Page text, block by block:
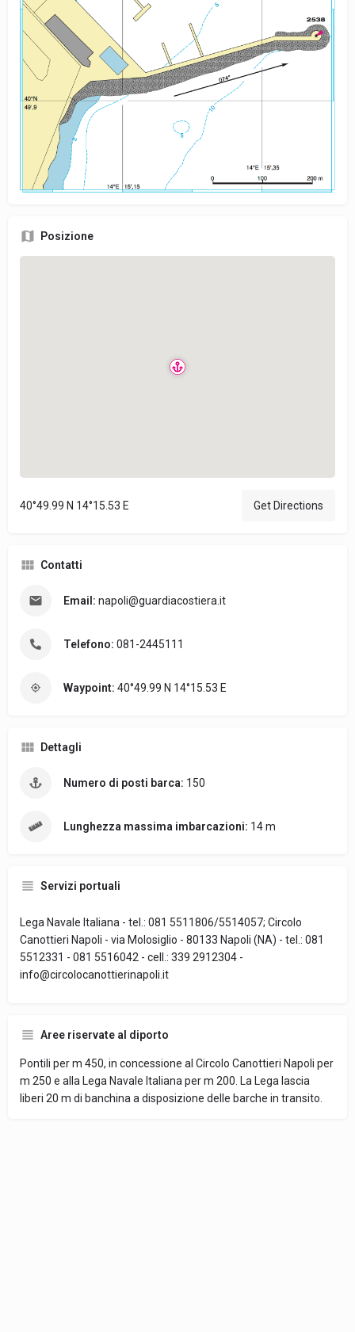
Posizione
40°49.99 N 14°15.53 E Get Directions
Contatti
Email: napoli@guardiacostiera.it
Telefono: 081-2445111
Waypoint: 40°49.99 N 14°15.53 E
Dettagli
Numero di posti barca: 150
Lunghezza massima imbarcazioni: 14 m
Servizi portuali
Lega Navale Italiana - tel.: 081 5511806/5514057; Circolo
Canottieri Napoli - via Molosiglio - 80133 Napoli (NA) - tel.: 081
5512331 - 081 5516042 - cell.: 339 2912304 -
info@circolocanottierinapoli.it
Aree riservate al diporto
Pontili per m 450, in concessione al Circolo Canottieri Napoli per
m 250 e alla Lega Navale Italiana per m 200. La Lega lascia
liberi 20 m di banchina a disposizione delle barche in transito.